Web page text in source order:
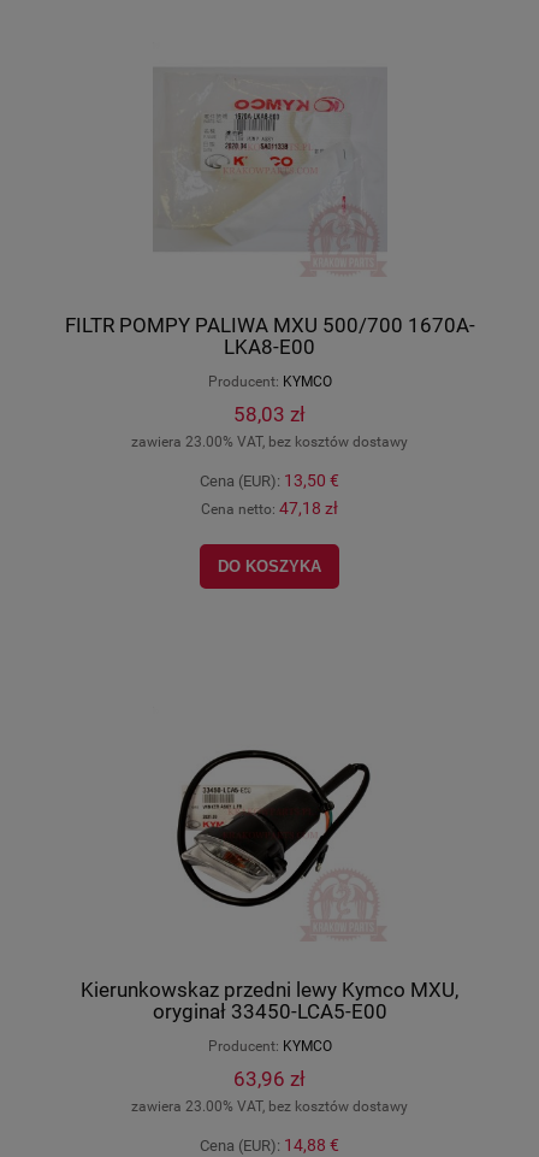
FILTR POMPY PALIWA MXU 500/700 1670A-
LKA8-E00
Producent: KYMCO
58,03 zł
zawiera 23.00% VAT, bez kosztów dostawy
Cena (EUR): 13,50 €
Cena netto: 47,18 zł
DO KOSZYKA
Kierunkowskaz przedni lewy Kymco MXU,
oryginał 33450-LCA5-E00
Producent: KYMCO
63,96 zł
zawiera 23.00% VAT, bez kosztów dostawy
Cena (EUR): 14,88 €